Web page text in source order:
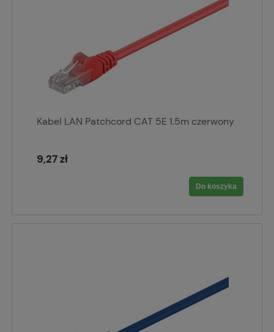
Kabel LAN Patchcord CAT 5E 1.5m czerwony
9,27 zł
Do koszyka